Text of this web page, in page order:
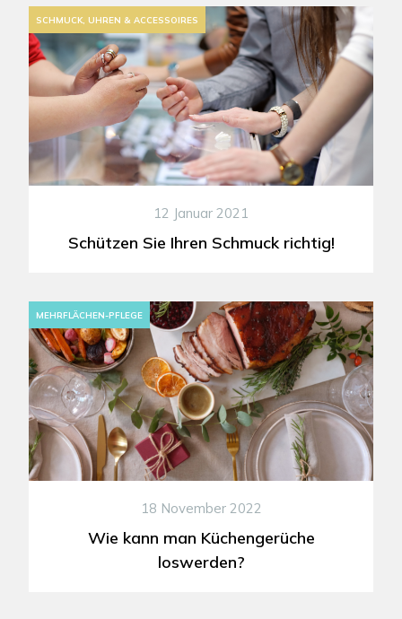
SCHMUCK, UHREN & ACCESSOIRES
12 Januar 2021
Schützen Sie Ihren Schmuck richtig!
MEHRFLÄCHEN-PFLEGE
18 November 2022
Wie kann man Küchengerüche
loswerden?